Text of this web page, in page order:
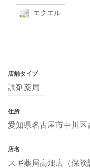
エクエル
店舗タイプ
調剤薬局
住所
愛知県名古屋市中川
店名
スギ薬局高畑店（保険